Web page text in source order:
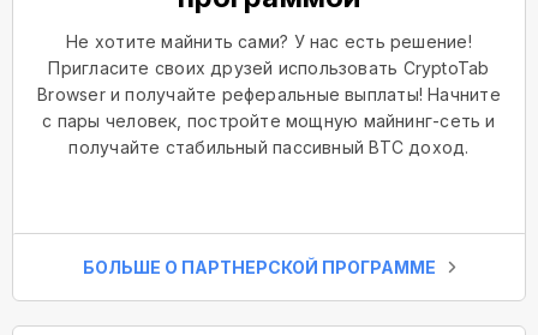
Не хотите майнить сами? У нас есть решение!
Пригласите своих друзей использовать CryptoTab
Browser и получайте реферальные выплаты! Начните
с пары человек, постройте мощную майнинг-сеть и
получайте стабильный пассивный BTC доход.
БОЛЬШЕ О ПАРТНЕРСКОЙ ПРОГРАММЕ